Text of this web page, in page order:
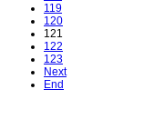
119
120
121
122
123
Next
End